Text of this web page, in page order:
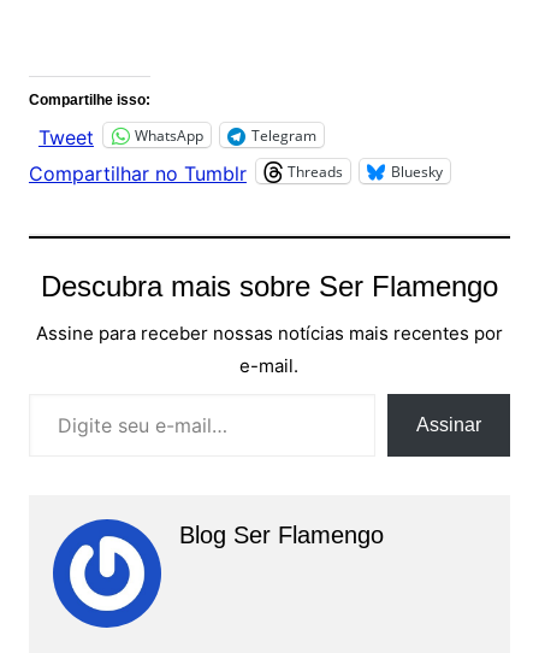
Compartilhe isso:
Tweet WhatsApp Telegram
Compartilhar no Tumblr Threads Bluesky
Descubra mais sobre Ser Flamengo
Assine para receber nossas notícias mais recentes por
e-mail.
Assinar
Blog Ser Flamengo